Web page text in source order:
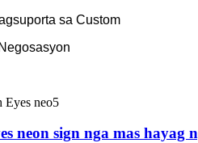
sa Custom
neon sign nga mas